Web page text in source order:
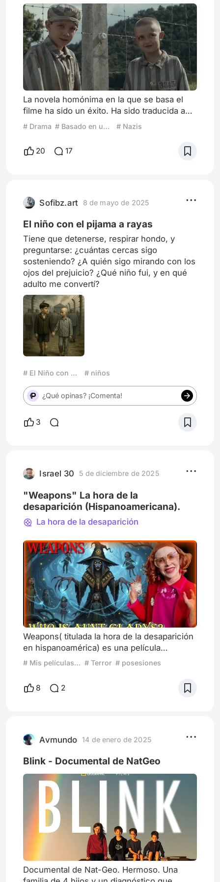
La novela homónima en la que se basa el
filme ha sido un éxito. Ha sido traducida a
58 idiomas y algunos estudios la sitúan
tiempos. Publicada en 2006, fue llevada al
cine poco tiempo después, en 2008. Ha
John Boyne es su autor. Incursion
# Drama # Basado en una novela # Nazis
20 17
Sofibz.art 8 de mayo de 2025
El niño con el pijama a rayas
Tiene que detenerse, respirar hondo, y
preguntarse: ¿cuántas cercas sigo
sosteniendo? ¿A quién sigo mirando con los
ojos del prejuicio? ¿Qué niño fui, y en qué
adulto me convertí?
# El Niño con el Pijama a Rayas # niños
¿Qué opinas? ¡Comenta!
3
Israel 30 5 de diciembre de 2025
"Weapons" La hora de la
desaparición (Hispanoamericana).
La hora de la desaparición
Weapons( titulada la hora de la desaparición
en hispanoamérica) es una película
estadounidense de terror y misterio de 2025
cregger. Está protagonizada por Josh Brolin,
Julia Garner, Alden Ehrenreich, Austin
desaparición Misteriosa de todos los niños
# Mis películas favoritas de 2025 # Terror # posesiones
8 2
Avmundo 14 de enero de 2025
Blink - Documental de NatGeo
Documental de Nat-Geo. Hermoso. Una